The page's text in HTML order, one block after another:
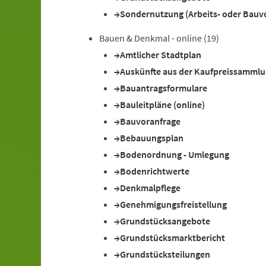
Sondernutzung (Arbeits- oder
Bauen & Denkmal - online (19)
Amtlicher Stadtplan
Auskünfte aus der
Bauantragsformulare
Bauleitpläne (online)
Bauvoranfrage
Bebauungsplan
Bodenordnung - Umlegung
Bodenrichtwerte
Denkmalpflege
Genehmigungsfreistellung
Grundstücksangebote
Grundstücksmarktbericht
Grundstücksteilungen